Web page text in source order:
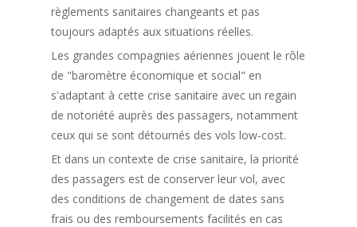
règlements sanitaires changeants et pas
toujours adaptés aux situations réelles.
Les grandes compagnies aériennes jouent le rôle
de "baromètre économique et social" en
s'adaptant à cette crise sanitaire avec un regain
de notoriété auprès des passagers, notamment
ceux qui se sont détournés des vols low-cost.
Et dans un contexte de crise sanitaire, la priorité
des passagers est de conserver leur vol, avec
des conditions de changement de dates sans
frais ou des remboursements facilités en cas